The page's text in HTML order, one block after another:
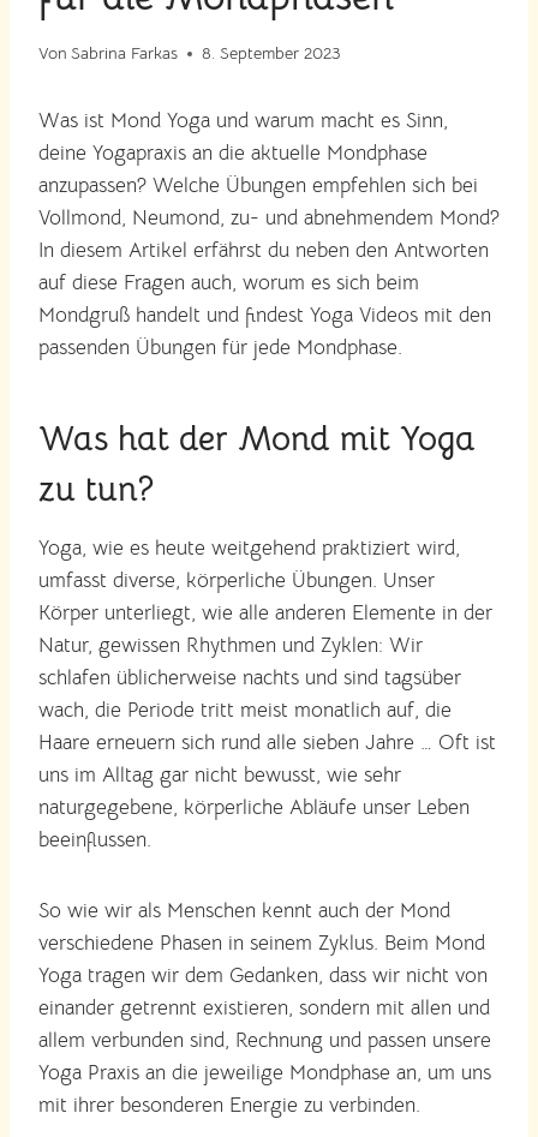
Von Sabrina Farkas 8. September 2023
Was ist Mond Yoga und warum macht es Sinn,
deine Yogapraxis an die aktuelle Mondphase
anzupassen? Welche Übungen empfehlen sich bei
Vollmond, Neumond, zu- und abnehmendem Mond?
In diesem Artikel erfährst du neben den Antworten
auf diese Fragen auch, worum es sich beim
Mondgruß handelt und findest Yoga Videos mit den
passenden Übungen für jede Mondphase.
Was hat der Mond mit Yoga
zu tun?
Yoga, wie es heute weitgehend praktiziert wird,
umfasst diverse, körperliche Übungen. Unser
Körper unterliegt, wie alle anderen Elemente in der
Natur, gewissen Rhythmen und Zyklen: Wir
schlafen üblicherweise nachts und sind tagsüber
wach, die Periode tritt meist monatlich auf, die
Haare erneuern sich rund alle sieben Jahre … Oft ist
uns im Alltag gar nicht bewusst, wie sehr
naturgegebene, körperliche Abläufe unser Leben
beeinflussen.
So wie wir als Menschen kennt auch der Mond
verschiedene Phasen in seinem Zyklus. Beim Mond
Yoga tragen wir dem Gedanken, dass wir nicht von
einander getrennt existieren, sondern mit allen und
allem verbunden sind, Rechnung und passen unsere
Yoga Praxis an die jeweilige Mondphase an, um uns
mit ihrer besonderen Energie zu verbinden.